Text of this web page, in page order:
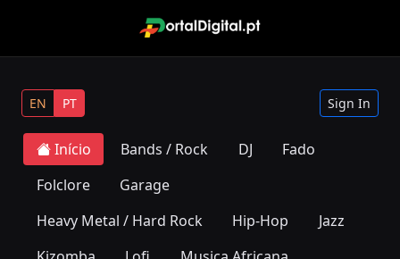
EN PT Sign In
Início Bands / Rock DJ
Fado
Folclore
Garage
Heavy Metal / Hard Rock
Hip-Hop
Jazz